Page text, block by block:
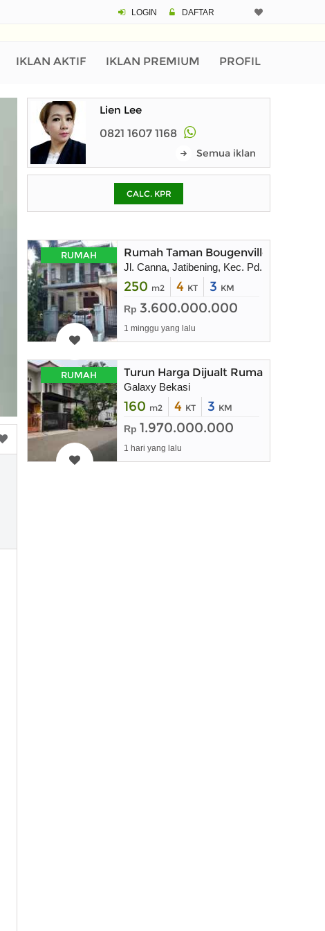
LOGIN DAFTAR
IKLAN AKTIF IKLAN PREMIUM PROFILPinjaman (PIN)
pada kotak-
Lien Lee
0821 1607 1168
Semua iklan
CALC. KPR
RUMAH Rumah Taman Bougenville Estate,
Jl. Canna, Jatibening, Kec. Pd. Gede, Kota
250 m2 4 KT 3 KM
Rp 3.600.000.000
1 minggu yang lalu
RUMAH Turun Harga Dijualt Rumah Mewah
Galaxy Bekasi
160 m2 4 KT 3 KM
Rp 1.970.000.000
1 hari yang lalu